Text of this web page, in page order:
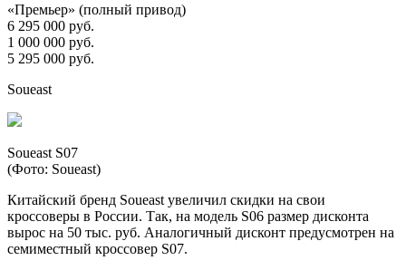
«Премьер» (полный привод)
6 295 000 руб.
1 000 000 руб.
5 295 000 руб.
Soueast
Soueast S07
(Фото: Soueast)
Китайский бренд Soueast увеличил скидки на свои
кроссоверы в России. Так, на модель S06 размер дисконта
вырос на 50 тыс. руб. Аналогичный дисконт предусмотрен на
семиместный кроссовер S07.